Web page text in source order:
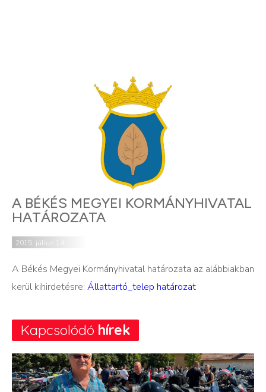
A BÉKÉS MEGYEI KORMÁNYHIVATAL
HATÁROZATA
2015. július 14.
A Békés Megyei Kormányhivatal határozata az alábbiakban
kerül kihirdetésre: Állattartó_telep határozat
Kapcsolódó hírek